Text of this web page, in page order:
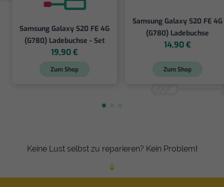
Samsung Galaxy S20 FE 4G
(G780) Ladebuchse - Set
19,90 €
Zum Shop
Samsung Galaxy S20 FE 4G
(G780) Ladebuchse
14,90 €
Zum Shop
Keine Lust selbst zu reparieren? Kein Problem!